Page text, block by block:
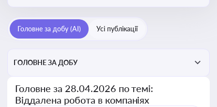
Головне за добу (AI) Усі публікації
ГОЛОВНЕ ЗА ДОБУ
Головне за 28.04.2026 по темі:
Віддалена робота в компаніях